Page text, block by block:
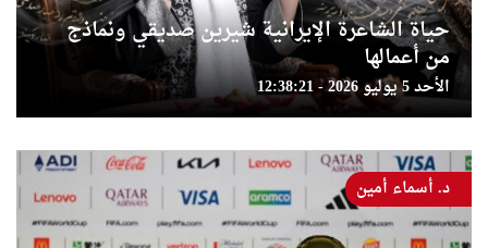
حياة الشاعرة الإيرانية شيرين صديقي ونماذج
من أعمالها
الأحد 5 يوليو 2026 - 12:38:21
د. أسماء أمين